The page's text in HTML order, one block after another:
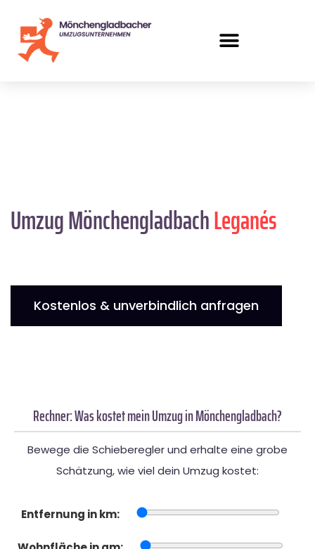
Umzug MönchengladbachLeganés
Kostenlos & unverbindlich anfragen
Rechner: Was kostet mein Umzug in Mönchengladbach?
Bewege die Schieberegler und erhalte eine grobe
Schätzung, wie viel dein Umzug kostet:
Entfernung in km: